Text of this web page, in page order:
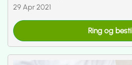
29 Apr 2021
Ring og bestil